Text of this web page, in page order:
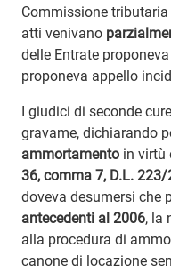
Commissione
atti venivano
delle Entrate proponeva
proponeva appello
I giudici di seconde
gravame, dichiarando
ammortamento in virtù
36, comma 7, D.L.
doveva desumersi che
antecedenti al 2006, la
alla procedura di
canone di locazione